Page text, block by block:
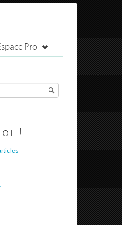
Pro
!